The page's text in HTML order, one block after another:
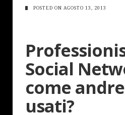
POSTED ON AGOSTO 13, 2013
Social
come
usati?